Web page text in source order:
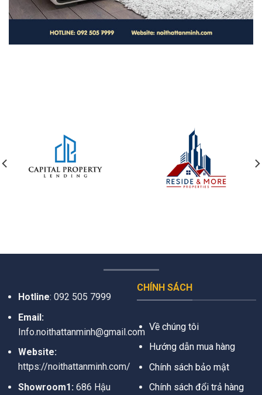
Hotline: 092 505 7999
Email:
Info.noithattanminh@gmail.com
Website:
https://noithattanminh.com/
Showroom1: 686 Hậu
CHÍNH SÁCH
Về chúng tôi
Hướng dẫn mua hàng
Chính sách bảo mật
Chính sách đổi trả hàng